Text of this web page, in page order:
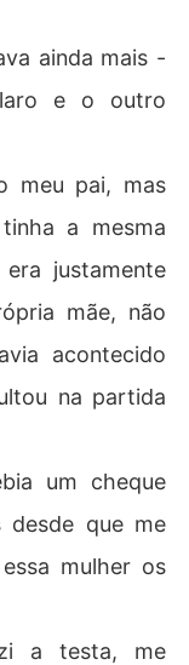
ainda mais -
e o outro
meu pai, mas
a mesma
justamente
mãe, não
acontecido
na partida
um cheque
desde que me
mulher os
a testa, me